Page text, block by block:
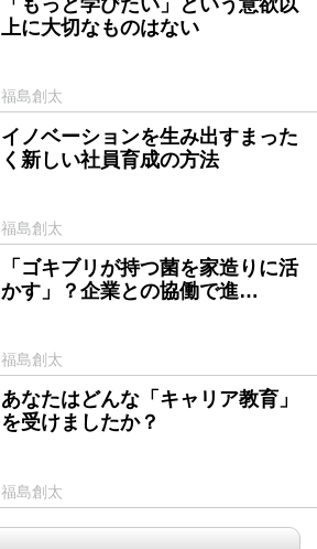
「もっと学びたい」という意欲以
上に大切なものはない
福島創太
イノベーションを生み出すまった
く新しい社員育成の方法
福島創太
「ゴキブリが持つ菌を家造りに活
かす」？企業との協働で進…
福島創太
あなたはどんな「キャリア教育」
を受けましたか？
福島創太